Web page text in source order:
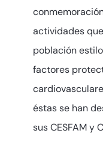
actividades
población
factores
éstas se han
sus CESFAM y